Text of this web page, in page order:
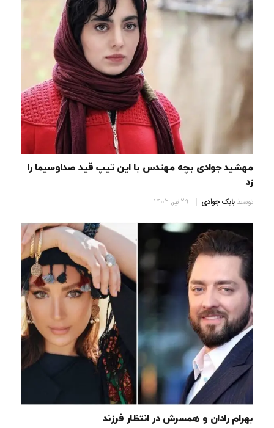
مهشید جوادی بچه مهندس با این تیپ قید صداوسیما را
زد
توسطبابک جوادی 29 تیر, 1402
بهرام رادان و همسرش در انتظار فرزند